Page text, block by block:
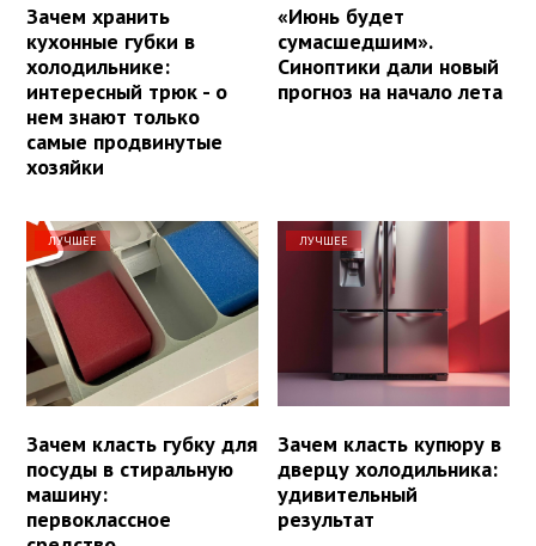
Зачем хранить
кухонные губки в
холодильнике:
интересный трюк - о
нем знают только
самые продвинутые
хозяйки
«Июнь будет
сумасшедшим».
Синоптики дали новый
прогноз на начало лета
ЛУЧШЕЕ
Зачем класть губку для
посуды в стиральную
машину:
первоклассное
ЛУЧШЕЕ
Зачем класть купюру в
дверцу холодильника:
удивительный
результат